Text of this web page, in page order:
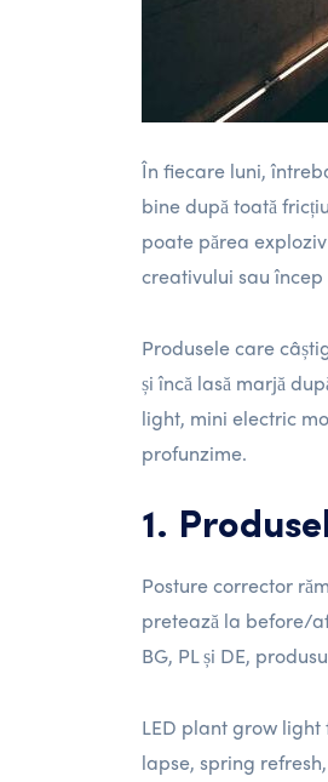
În fiecare luni,
bine după toată
poate părea
creativului sau încep
Produsele care
și încă lasă marjă
light, mini electric
profunzime.
1.
Posture corrector
pretează la before/
BG, PL și DE,
LED plant grow light
lapse, spring